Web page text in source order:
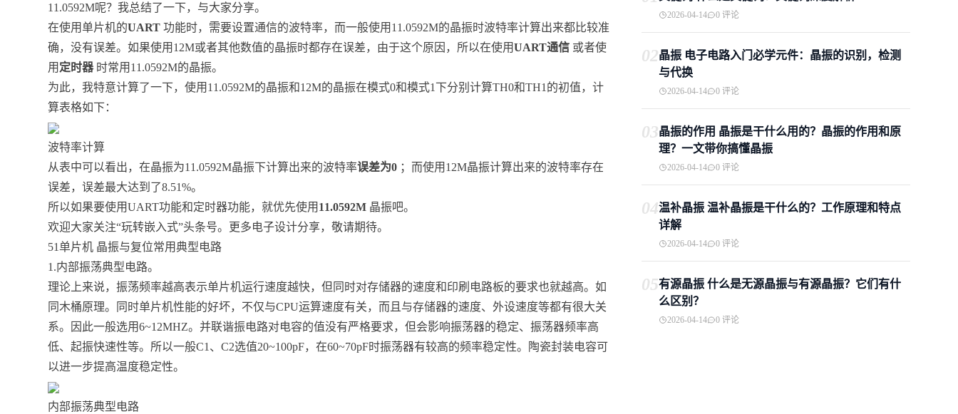
11.0592M呢？我总结了一下，与大家分享。
在使用单片机的UART 功能时，需要设置通信的波特率，而一般使用11.0592M的晶振时波特率计算出来都比较准
确，没有误差。如果使用12M或者其他数值的晶振时都存在误差，由于这个原因，所以在使用UART通信 或者使
用 定时器时常用11.0592M的晶振。
为此，我特意计算了一下，使用11.0592M的晶振和12M的晶振在模式0和模式1下分别计算TH0和TH1的初值，计
算表格如下：
波特率计算
从表中可以看出，在晶振为11.0592M晶振下计算出来的波特率误差为0 ；而使用12M晶振计算出来的波特率存在
误差，误差最大达到了8.51%。
所以如果要使用UART功能和定时器功能，就优先使用 11.0592M 晶振吧。
欢迎大家关注“玩转嵌入式”头条号。更多电子设计分享，敬请期待。
51单片机 晶振与复位常用典型电路
1.内部振荡典型电路。
理论上来说，振荡频率越高表示单片机运行速度越快，但同时对存储器的速度和印刷电路板的要求也就越高。如
同木桶原理。同时单片机性能的好坏，不仅与CPU运算速度有关，而且与存储器的速度、外设速度等都有很大关
系。因此一般选用6~12MHZ。并联谐振电路对电容的值没有严格要求，但会影响振荡器的稳定、振荡器频率高
低、起振快速性等。所以一般C1、C2选值20~100pF，在60~70pF时振荡器有较高的频率稳定性。陶瓷封装电容可
以进一步提高温度稳定性。
内部振荡典型电路
2026-04-14 0 评论
02晶振 电子电路入门必学元件：晶振的识别，检测
与代换
2026-04-14 0 评论
03晶振的作用 晶振是干什么用的？晶振的作用和原
理？一文带你搞懂晶振
2026-04-14 0 评论
04温补晶振 温补晶振是干什么的？工作原理和特点
详解
2026-04-14 0 评论
05有源晶振 什么是无源晶振与有源晶振？它们有什
么区别？
2026-04-14 0 评论